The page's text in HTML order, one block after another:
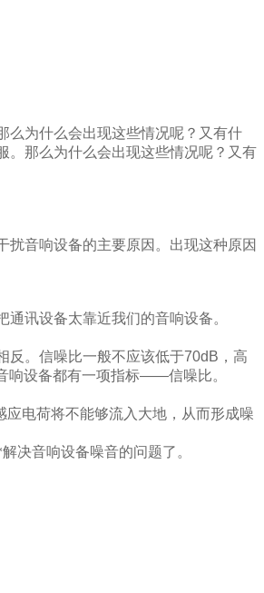
么为什么会出现这些情况呢？又有什
。那么为什么会出现这些情况呢？又有
音响设备的主要原因。出现这种原因
讯设备太靠近我们的音响设备。
反。信噪比一般不应该低于70dB ，高
响设备都有一项指标——信噪比。
电荷将不能够流入大地，从而形成噪
决音响设备噪音的问题了。